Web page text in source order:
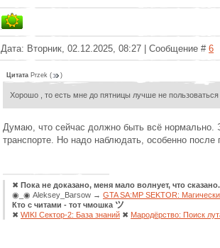
Дата: Вторник, 02.12.2025, 08:27 | Сообщение # 6
Цитата Przek ( )
Хорошо , то есть мне до пятницы лучше не
Думаю, что сейчас должно быть всё нормально.
транспорте. Но надо наблюдать, особенно после
✖ Пока не доказано, меня мало волнует, что сказано.
◉_◉ Aleksey_Barsow → GTA SA:MP SEKTOR:
Кто с читами - тот чмошка ツ
✖ WIKI Сектор-2: База знаний ✖ Мародёрство: Поиск